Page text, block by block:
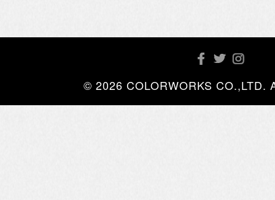
© 2026 COLORWORKS CO.,LTD.